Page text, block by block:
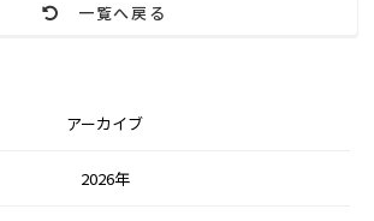
一覧へ戻る
アーカイブ
2026年